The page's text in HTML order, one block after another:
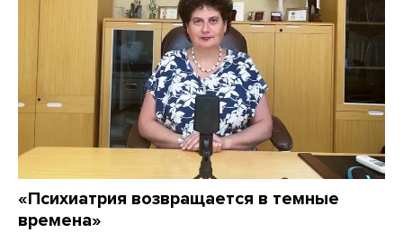
«Психиатрия возвращается в темные
времена»